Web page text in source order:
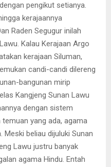
pengikut setianya.
kerajaannya
Raden Segugur inilah
Kalau Kerajaan Argo
kerajaan Siluman,
candi-candi dilereng
bangunan mirip
Kangjeng Sunan Lawu
dengan sistem
yang ada, agama
beliau dijuluki Sunan
Lawu justru banyak
agama Hindu. Entah